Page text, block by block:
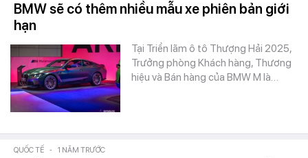
BMW sẽ có thêm nhiều mẫu xe phiên bản giới
hạn
Tại Triển lãm ô tô Thượng Hải 2025,
Trưởng phòng Khách hàng, Thương
hiệu và Bán hàng của BMW M là…
QUỐC TẾ - 1 NĂM TRƯỚC